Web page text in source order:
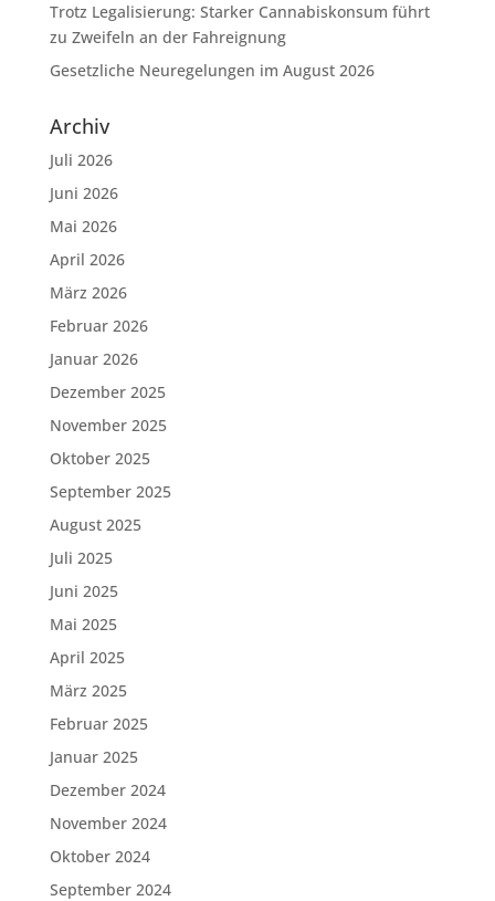
Trotz Legalisierung: Starker Cannabiskonsum führt
zu Zweifeln an der Fahreignung
Gesetzliche Neuregelungen im August 2026
Archiv
Juli 2026
Juni 2026
Mai 2026
April 2026
März 2026
Februar 2026
Januar 2026
Dezember 2025
November 2025
Oktober 2025
September 2025
August 2025
Juli 2025
Juni 2025
Mai 2025
April 2025
März 2025
Februar 2025
Januar 2025
Dezember 2024
November 2024
Oktober 2024
September 2024